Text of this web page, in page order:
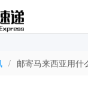
/ 邮寄马来西亚用什么快递最